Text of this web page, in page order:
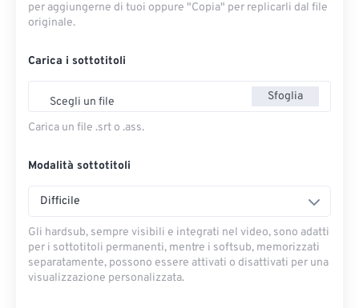
per aggiungerne di tuoi oppure "Copia" per replicarli dal file
originale.
Carica i sottotitoli
Scegli un file Sfoglia
Carica un file .srt o .ass.
Modalità sottotitoli
Difficile
Gli hardsub, sempre visibili e integrati nel video, sono adatti
per i sottotitoli permanenti, mentre i softsub, memorizzati
separatamente, possono essere attivati ​​o disattivati ​​per una
visualizzazione personalizzata.